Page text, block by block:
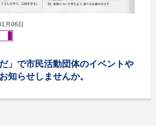
月06日
だ」で市民活動団体のイベントや
知らせしませんか。